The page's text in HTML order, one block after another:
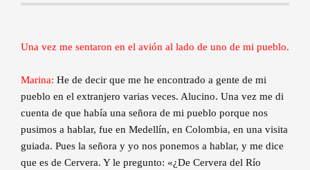
Una vez me sentaron en el avión al lado de uno de mi pueblo.
Marina: He de decir que me he encontrado a gente de mi
pueblo en el extranjero varias veces. Alucino. Una vez me di
cuenta de que había una señora de mi pueblo porque nos
pusimos a hablar, fue en Medellín, en Colombia, en una visita
guiada. Pues la señora y yo nos ponemos a hablar, y me dice
que es de Cervera. Y le pregunto: «¿De Cervera del Río